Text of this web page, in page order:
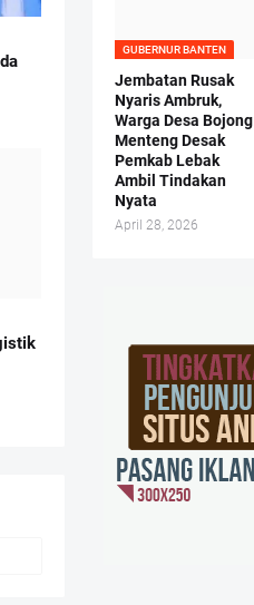
GUBERNUR BANTEN
Jembatan Rusak
Nyaris Ambruk,
Warga Desa Bojong
Menteng Desak
Pemkab Lebak
Ambil Tindakan
Nyata
April 28, 2026